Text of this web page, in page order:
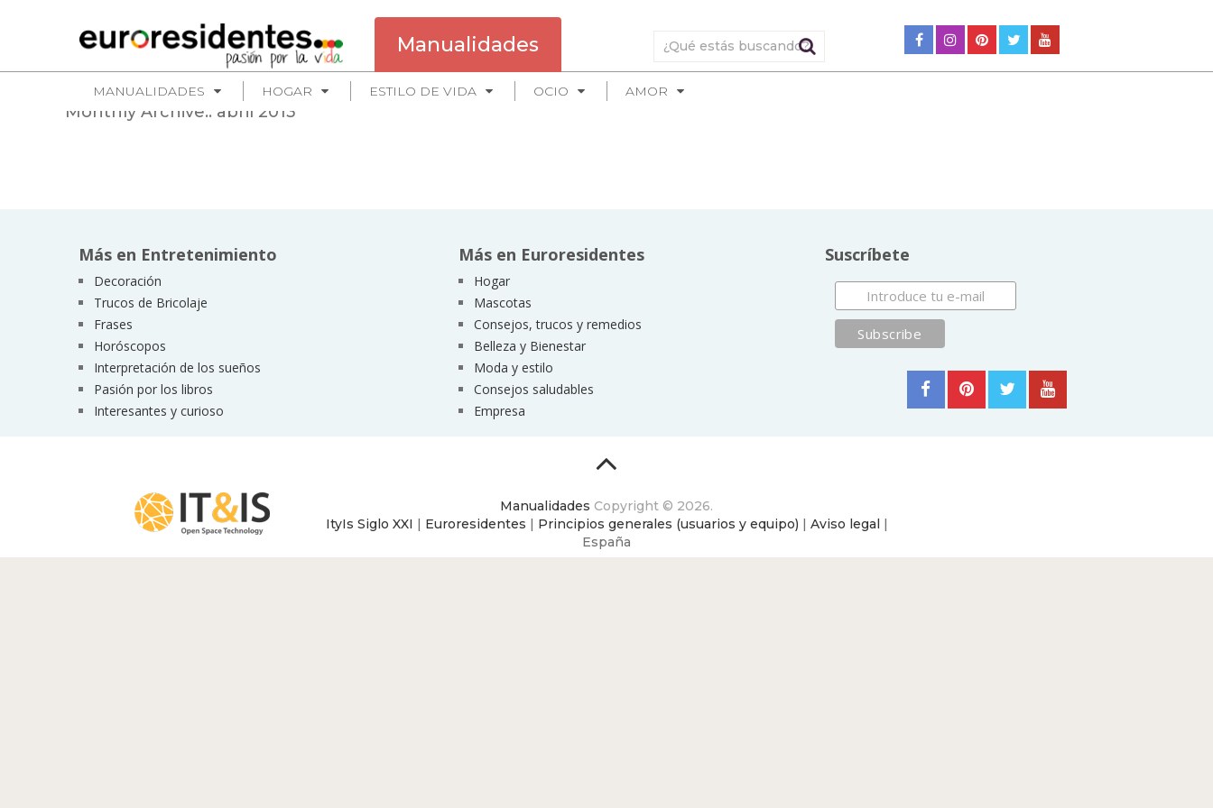
Manualidades
MANUALIDADES HOGAR ESTILO DE VIDA OCIO AMOR
Monthly Archive:: abril 2013
Más en Entretenimiento
Decoración
Trucos de Bricolaje
Frases
Horóscopos
Interpretación de los sueños
Pasión por los libros
Interesantes y curioso
Más en Euroresidentes
Hogar
Mascotas
Consejos, trucos y remedios
Belleza y Bienestar
Moda y estilo
Consejos saludables
Empresa
Suscríbete
Manualidades Copyright © 2026.
ItyIs Siglo XXI | Euroresidentes | Principios generales (usuarios y equipo) | Aviso legal |
España